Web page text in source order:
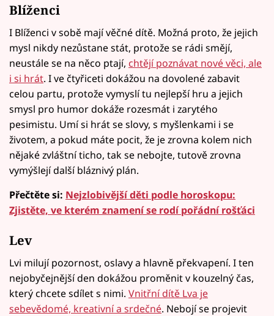
Blíženci
I Blíženci v sobě mají věčné dítě. Možná proto, že jejich
mysl nikdy nezůstane stát, protože se rádi smějí,
neustále se na něco ptají, chtějí poznávat nové věci, ale
i si hrát. I ve čtyřiceti dokážou na dovolené zabavit
celou partu, protože vymyslí tu nejlepší hru a jejich
smysl pro humor dokáže rozesmát i zarytého
pesimistu. Umí si hrát se slovy, s myšlenkami i se
životem, a pokud máte pocit, že je zrovna kolem nich
nějaké zvláštní ticho, tak se nebojte, tutově zrovna
vymýšlejí další bláznivý plán.
Přečtěte si: Nejzlobivější děti podle horoskopu:
Zjistěte, ve kterém znamení se rodí pořádní rošťáci
Lev
Lvi milují pozornost, oslavy a hlavně překvapení. I ten
nejobyčejnější den dokážou proměnit v kouzelný čas,
který chcete sdílet s nimi. Vnitřní dítě Lva je
sebevědomé, kreativní a srdečné. Nebojí se projevit